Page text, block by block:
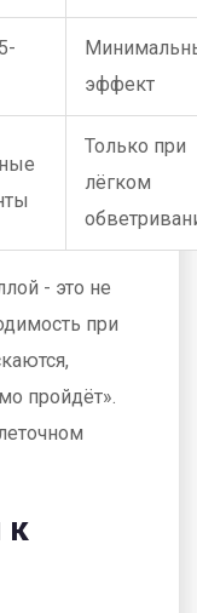
эффект
Только при
лёгком
- это не
при
пройдёт».
к